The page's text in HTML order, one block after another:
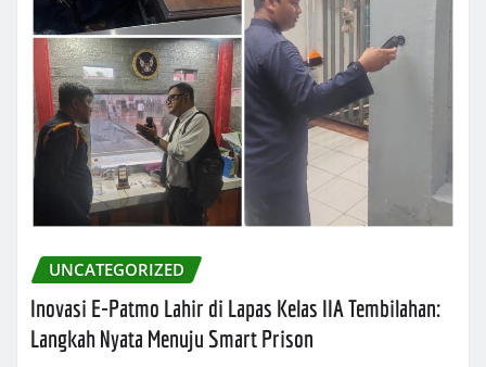
UNCATEGORIZED
Inovasi E-Patmo Lahir di Lapas Kelas IIA Tembilahan:
Langkah Nyata Menuju Smart Prison